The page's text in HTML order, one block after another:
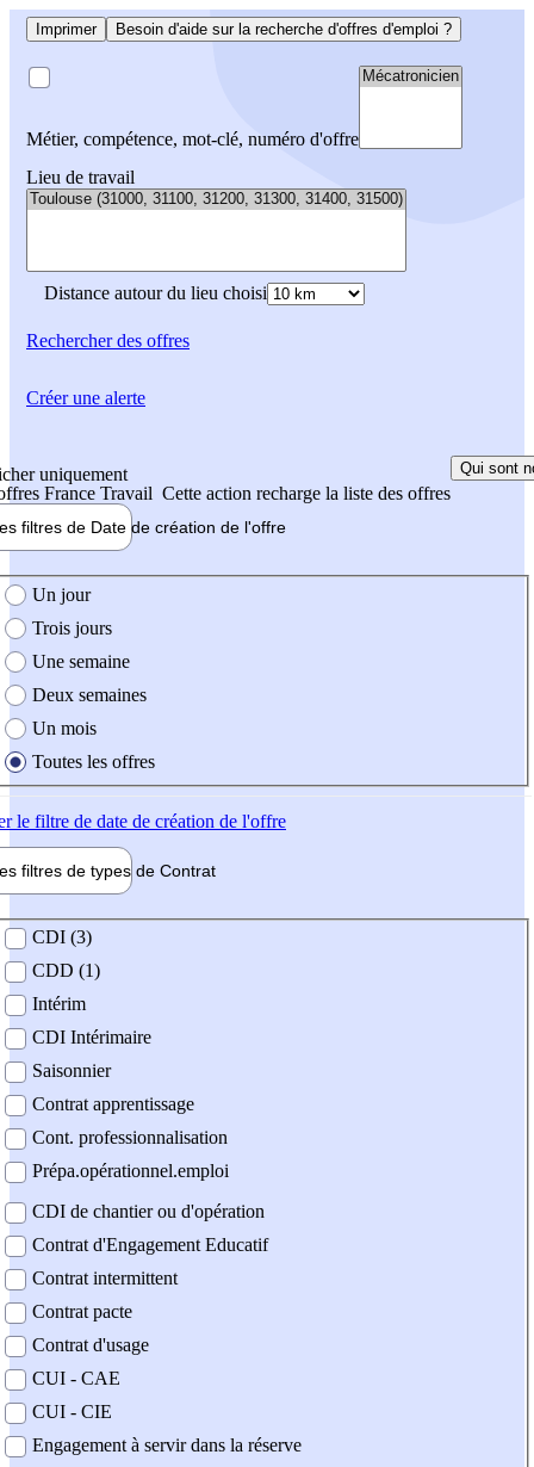
Imprimer Besoin d'aide sur la recherche d'offres d'emploi ?
Métier, compétence, mot-clé, numéro d'offre
Lieu de travail
Distance autour du lieu choisi
Rechercherdes offres
uniquement
France Travail Cette action recharge la liste des offres
Qui sont
filtres de Date de création de l'offre
création de l'offre
Un jour
Trois jours
Une semaine
Deux semaines
Un mois
Toutes les offres
le filtre de date de création de l'offre
filtres de types de Contrat
contrat
CDI (3)
CDD (1)
Intérim
CDI Intérimaire
Saisonnier
Contrat apprentissage
Cont. professionnalisation
Prépa.opérationnel.emploi
CDI de chantier ou d'opération
Contrat d'Engagement Educatif
Contrat intermittent
Contrat pacte
Contrat d'usage
CUI - CAE
CUI - CIE
Engagement à servir dans la réserve
Créer une alerte